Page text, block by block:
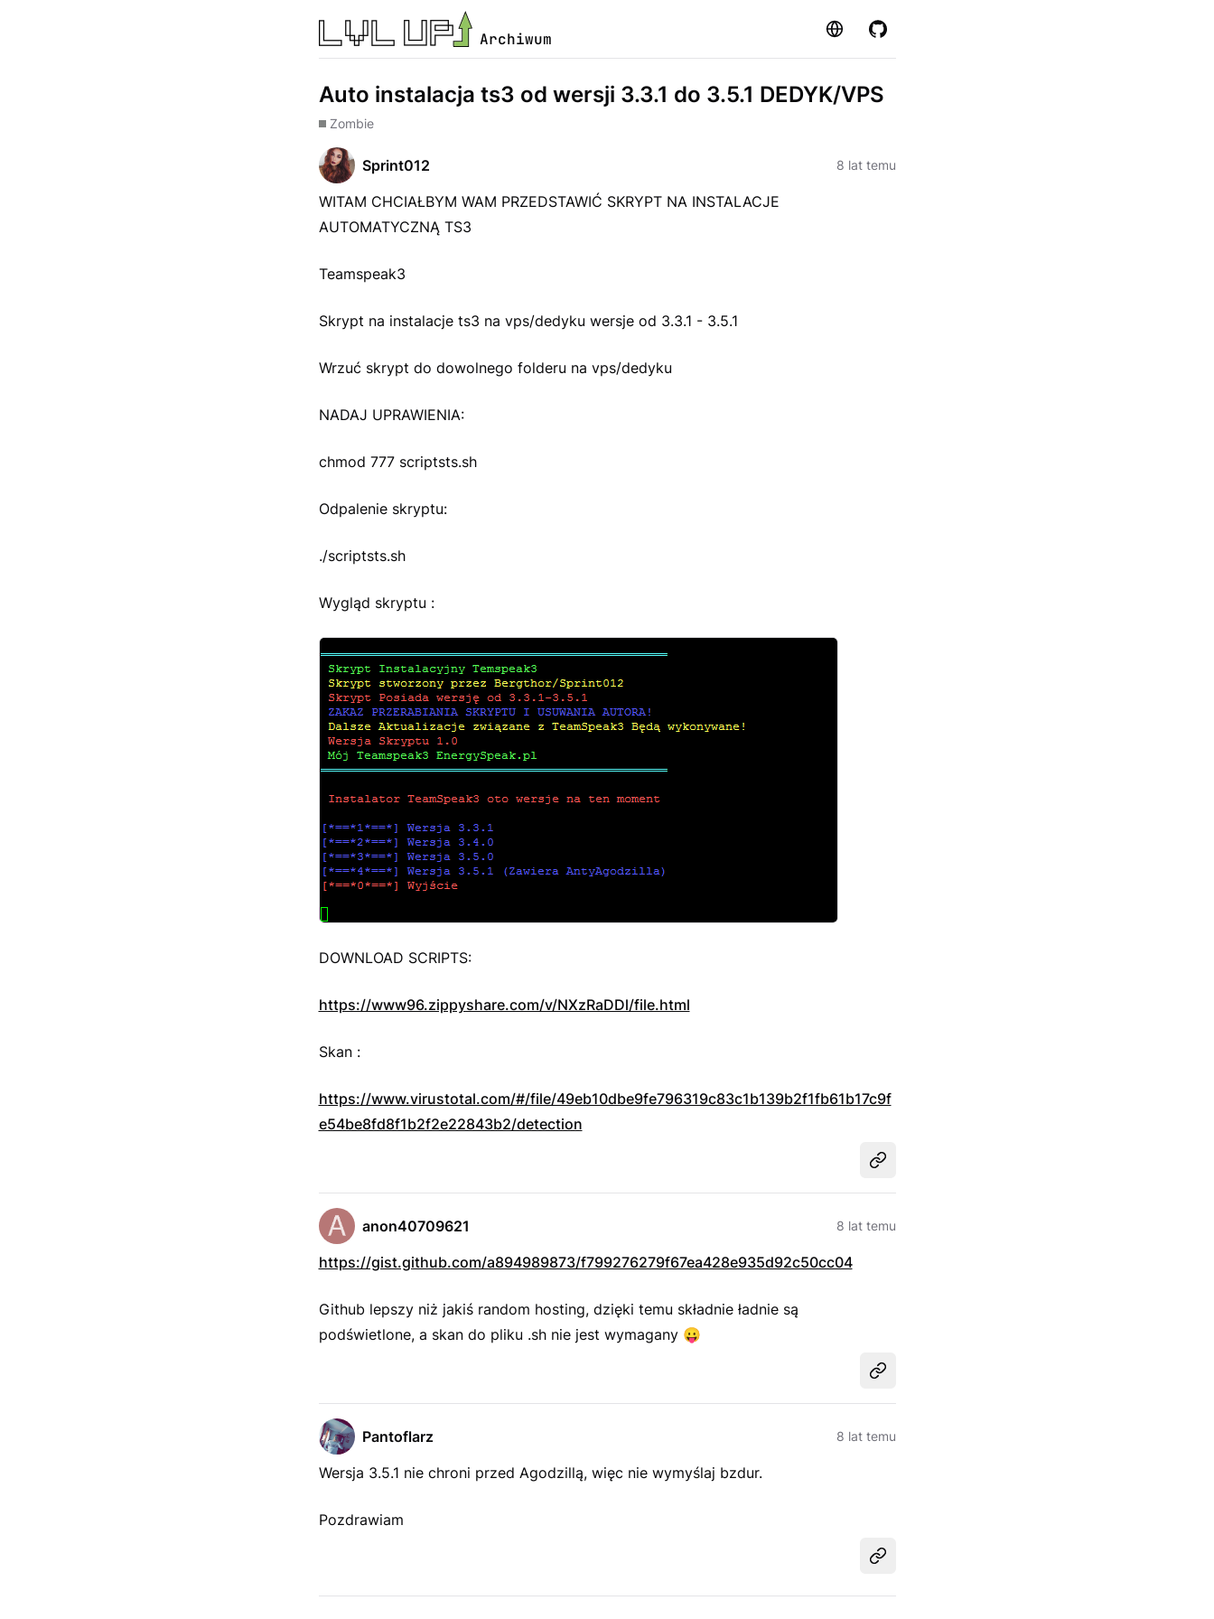
Archiwum Strona GitHub
Auto instalacja ts3 od wersji 3.3.1 do 3.5.1 DEDYK/VPS
Zombie
Sprint012 8 lat temu
WITAM CHCIAŁBYM WAM PRZEDSTAWIĆ SKRYPT NA INSTALACJE
AUTOMATYCZNĄ TS3
Teamspeak3
Skrypt na instalacje ts3 na vps/dedyku wersje od 3.3.1 - 3.5.1
Wrzuć skrypt do dowolnego folderu na vps/dedyku
NADAJ UPRAWIENIA:
chmod 777 scriptsts.sh
Odpalenie skryptu:
./scriptsts.sh
Wygląd skryptu :
DOWNLOAD SCRIPTS:
https://www96.zippyshare.com/v/NXzRaDDl/file.html
Skan :
https://www.virustotal.com/#/file/49eb10dbe9fe796319c83c1b139b2f1fb61b17c9f
e54be8fd8f1b2f2e22843b2/detection
Udostępnij
anon40709621 8 lat temu
https://gist.github.com/a894989873/f799276279f67ea428e935d92c50cc04
Github lepszy niż jakiś random hosting, dzięki temu składnie ładnie są
podświetlone, a skan do pliku .sh nie jest wymagany 😛
Udostępnij
Pantoflarz 8 lat temu
Wersja 3.5.1 nie chroni przed Agodzillą, więc nie wymyślaj bzdur.
Pozdrawiam
Udostępnij